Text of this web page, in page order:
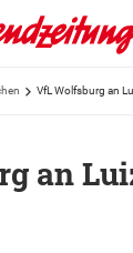
VfL Wolfsburg an
an